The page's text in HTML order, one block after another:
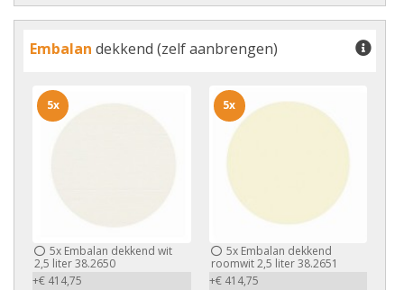
Embalan dekkend (zelf aanbrengen)
5x Embalan dekkend wit
2,5 liter 38.2650
+€ 414,75
5x
5xEmbalan dekkend
roomwit 2,5 liter 38.2651
+€ 414,75
5x